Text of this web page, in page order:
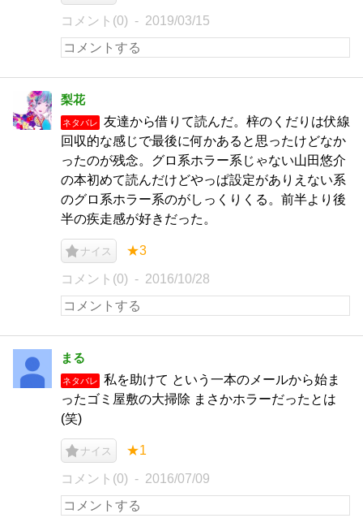
コメント(0) 2019/03/15
梨花
ネタバレ
友達から借りて読んだ。梓のくだりは伏線
回収的な感じで最後に何かあると思ったけどなか
ったのが残念。グロ系ホラー系じゃない山田悠介
の本初めて読んだけどやっぱ設定がありえない系
のグロ系ホラー系のがしっくりくる。前半より後
半の疾走感が好きだった。
ナイス ★3
コメント(0) 2016/10/28
まる
ネタバレ
私を助けて という一本のメールから始ま
ったゴミ屋敷の大掃除 まさかホラーだったとは
(笑)
ナイス ★1
コメント(0) 2016/07/09